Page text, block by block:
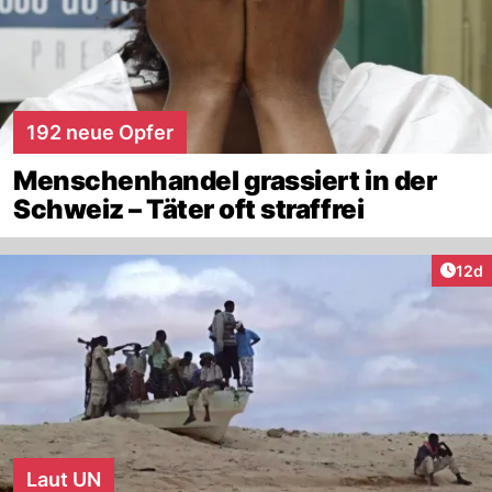
192 neue Opfer
Menschenhandel grassiert in der
Schweiz – Täter oft straffrei
12d
Laut UN